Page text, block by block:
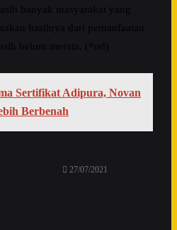
banyak masyarakat yang
hasilnya dari pemanfaatan
belum merata. (*od)
Sertifikat Adipura, Novan
Berbenah
27/07/2021